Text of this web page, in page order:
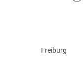
Freiburg